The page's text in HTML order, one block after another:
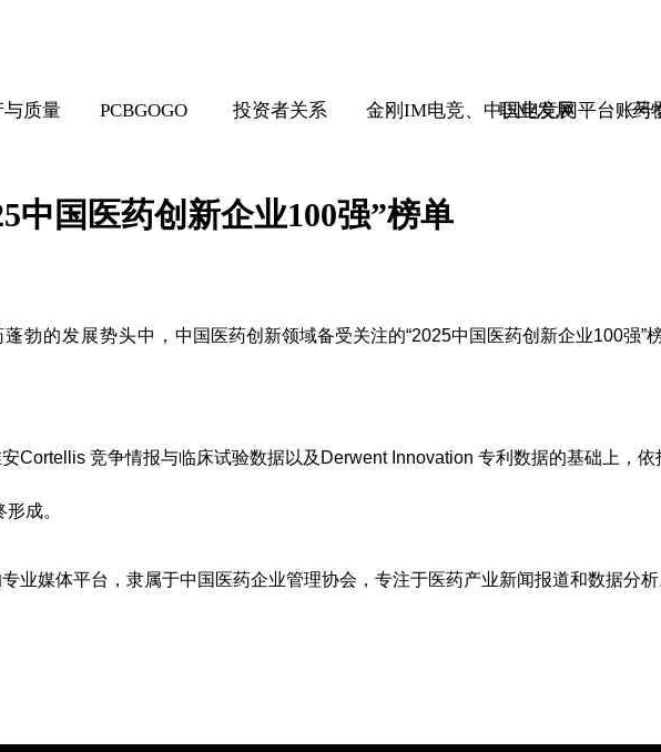
与质量 PCBGOGO 投资者关系 金刚IM电竞、中国电竞网平台账号
职业发展 药
中国医药创新企业100强”榜单
勃的发展势头中， 中国医药创新领域备受关注的“2025中国医药创新企业100强”
Cortellis 竞争情报与临床试验数据以及Derwent Innovation 专利数据的基础上，依
成。
业媒体平台，隶属于中国医药企业管理协会，专注于医药产业新闻报道和数据分析